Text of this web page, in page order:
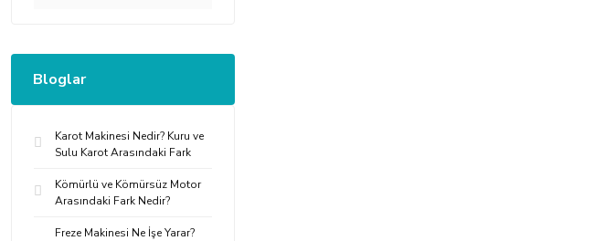
Bloglar
Karot Makinesi Nedir? Kuru ve
Sulu Karot Arasındaki Fark
Kömürlü ve Kömürsüz Motor
Arasındaki Fark Nedir?
Freze Makinesi Ne İşe Yarar?